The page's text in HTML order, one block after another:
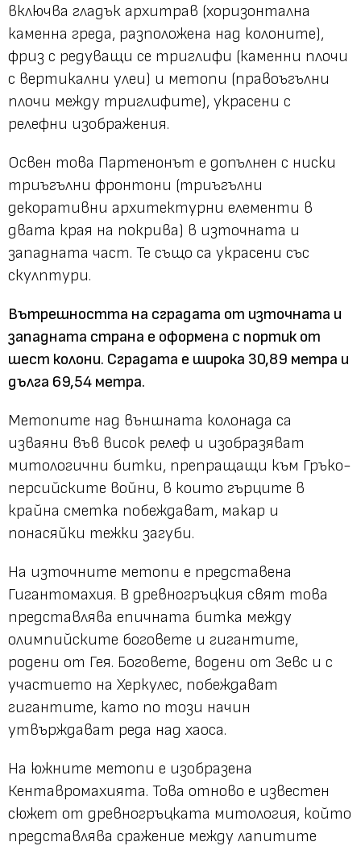
включва гладък архитрав (хоризонтална
каменна греда, разположена над колоните),
фриз с редуващи се триглифи (каменни плочи
с вертикални улеи) и метопи (правоъгълни
плочи между триглифите), украсени с
релефни изображения.
Освен това Партенонът е допълнен с ниски
триъгълни фронтони (триъгълни
декоративни архитектурни елементи в
двата края на покрива) в източната и
западната част. Те също са украсени със
скулптури.
Вътрешността на сградата от източната и
западната страна е оформена с портик от
шест колони. Сградата е широка 30,89 метра и
дълга 69,54 метра.
Метопите над външната колонада са
изваяни във висок релеф и изобразяват
митологични битки, препращащи към Гръко-
персийските войни, в които гърците в
крайна сметка побеждават, макар и
понасяйки тежки загуби.
На източните метопи е представена
Гигантомахия. В древногръцкия свят това
представлява епичната битка между
олимпийските боговете и гигантите,
родени от Гея. Боговете, водени от Зевс и с
участието на Херкулес, побеждават
гигантите, като по този начин
утвърждават реда над хаоса.
На южните метопи е изобразена
Кентавромахията. Това отново е известен
сюжет от древногръцката митология, който
представлява сражение между лапитите